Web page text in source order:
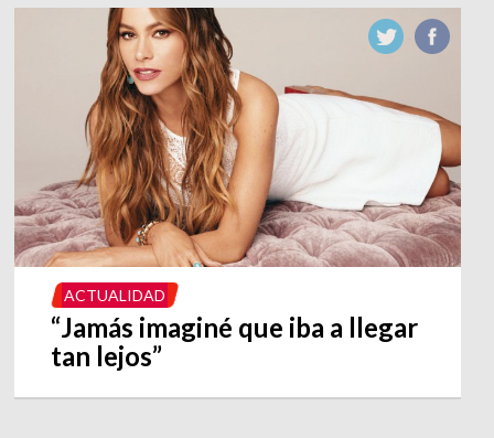
ACTUALIDAD
“Jamás imaginé que iba a llegar
tan lejos”